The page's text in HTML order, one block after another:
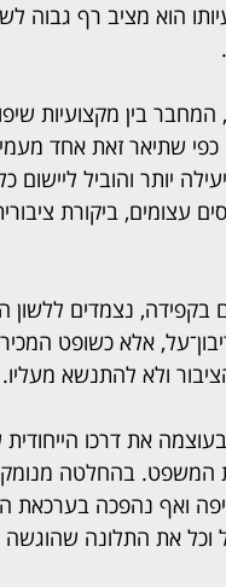
הוא מציב רף גבוה
בין מקצועיות
כפי שתיאר זאת אחד
יותר והוביל
עצומים, ביקורת
בקפידה, נצמדים ללשון
אלא כשופט
ולא להתנשא מעליו.
את דרכו
המשפט. בהחלטה
ואף נהפכה בערכאת
את התלונה שהוגשה